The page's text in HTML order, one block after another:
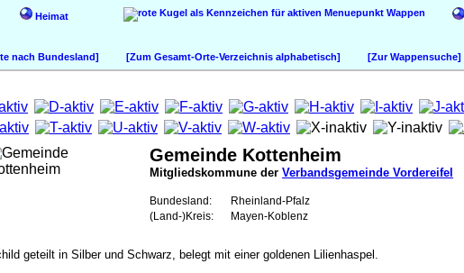
Heimat Wappen
nach Bundesland]
[Zum Gesamt-Orte-Verzeichnis alphabetisch] [Zur Wappensuche]
Gemeinde Kottenheim
Mitgliedskommune der Verbandsgemeinde Vordereifel
Bundesland:
Rheinland-Pfalz
(Land-)Kreis:
Mayen-Koblenz
geteilt in Silber und Schwarz, belegt mit einer goldenen Lilienhaspel.